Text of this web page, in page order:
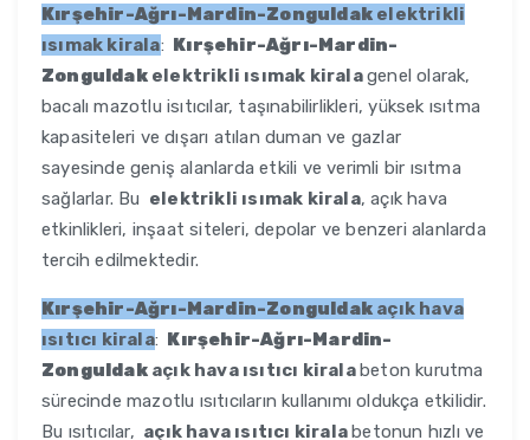
Kırşehir-Ağrı-Mardin-Zonguldak elektrikli
ısımak kirala: Kırşehir-Ağrı-Mardin-
Zonguldakelektrikli ısımak kiralagenel olarak,
bacalı mazotlu isıtıcılar, taşınabilirlikleri, yüksek ısıtma
kapasiteleri ve dışarı atılan duman ve gazlar
sayesinde geniş alanlarda etkili ve verimli bir ısıtma
sağlarlar. Bu elektrikli ısımak kirala, açık hava
etkinlikleri, inşaat siteleri, depolar ve benzeri alanlarda
tercih edilmektedir.
Kırşehir-Ağrı-Mardin-Zonguldak açık hava
ısıtıcı kirala: Kırşehir-Ağrı-Mardin-
Zonguldakaçık hava ısıtıcı kiralabeton kurutma
sürecinde mazotlu ısıtıcıların kullanımı oldukça etkilidir.
Bu ısıtıcılar, açık hava ısıtıcı kiralabetonun hızlı ve